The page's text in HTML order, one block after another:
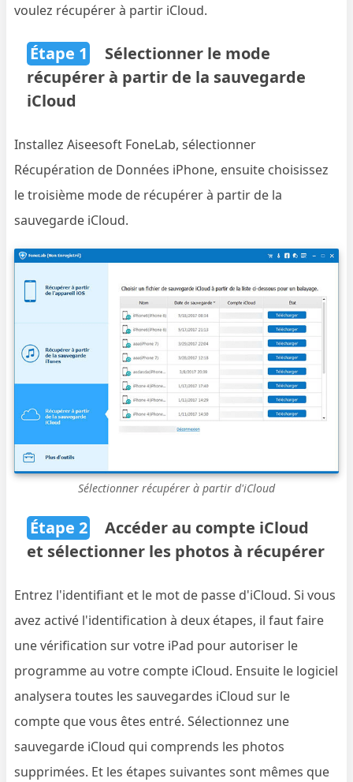
voulez récupérer à partir iCloud.
Étape 1
Sélectionner le mode
récupérer à partir de la sauvegarde
iCloud
Installez Aiseesoft FoneLab, sélectionner
Récupération de Données iPhone, ensuite choisissez
le troisième mode de récupérer à partir de la
sauvegarde iCloud.
Sélectionner récupérer à partir d'iCloud
Étape 2
Accéder au compte iCloud
et sélectionner les photos à récupérer
Entrez l'identifiant et le mot de passe d'iCloud. Si vous
avez activé l'identification à deux étapes, il faut faire
une vérification sur votre iPad pour autoriser le
programme au votre compte iCloud. Ensuite le logiciel
analysera toutes les sauvegardes iCloud sur le
compte que vous êtes entré. Sélectionnez une
sauvegarde iCloud qui comprends les photos
supprimées. Et les étapes suivantes sont mêmes que